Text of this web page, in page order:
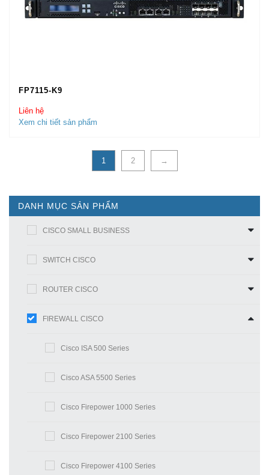
FP7115-K9
Liên hệ
Xem chi tiết sản phẩm
1 2 →
DANH MỤC SẢN PHẨM
CISCO SMALL BUSINESS
SWITCH CISCO
ROUTER CISCO
FIREWALL CISCO
Cisco ISA 500 Series
Cisco ASA 5500 Series
Cisco Firepower 1000 Series
Cisco Firepower 2100 Series
Cisco Firepower 4100 Series